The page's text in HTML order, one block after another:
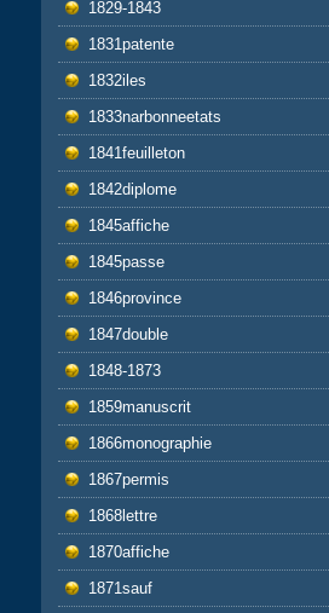
1829-1843
1831patente
1832iles
1833narbonneetats
1841feuilleton
1842diplome
1845affiche
1845passe
1846province
1847double
1848-1873
1859manuscrit
1866monographie
1867permis
1868lettre
1870affiche
1871sauf